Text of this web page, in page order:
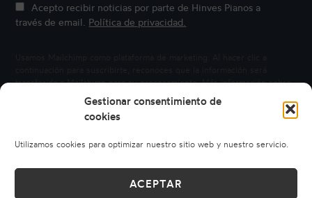
Gestionar consentimiento de
cookies
Utilizamos cookies para optimizar nuestro sitio web y nuestro servicio.
ACEPTAR
Acepto recibir noticias por parte de Hinves Pianos a
través de email. Política de privacidad.
transferida a Mailchimp para su procesamiento.Más información sobre